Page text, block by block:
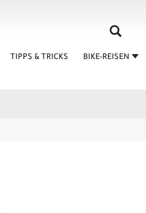
TIPPS & TRICKS BIKE-REISEN